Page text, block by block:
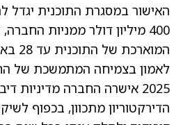
האישור במסגרת התוכנית יגדל
400 מיליון דולר ממניות
לאמון בצמיחה המתמשכת של
2025 אישרה החברה מדיניות
הדירקטוריון מתכוון, בכפוף